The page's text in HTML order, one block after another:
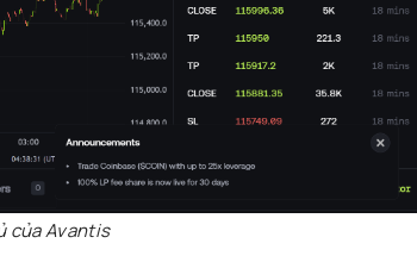
của Avantis